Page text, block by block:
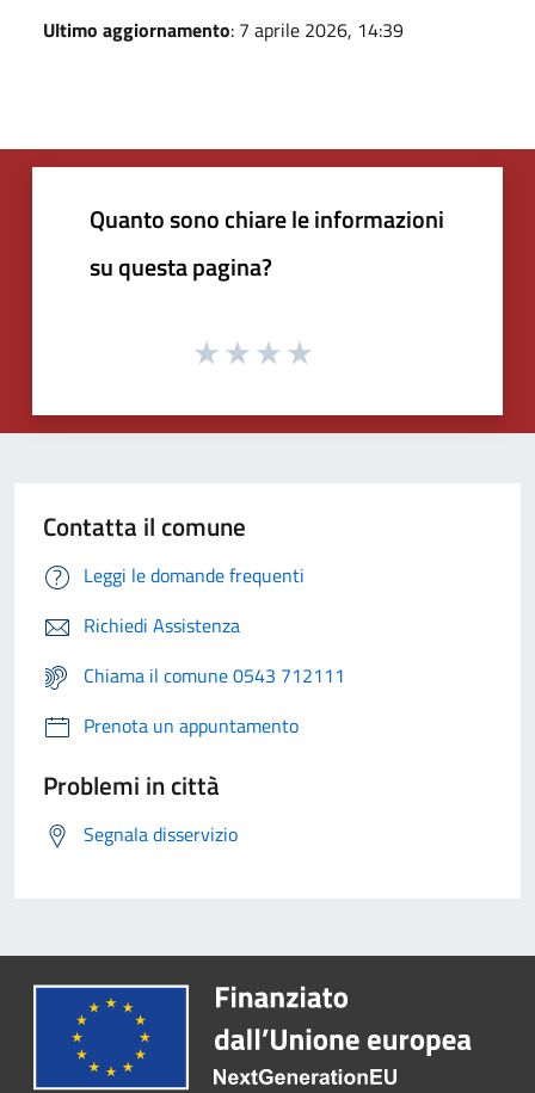
Ultimo aggiornamento: 7 aprile 2026, 14:39
Quanto sono chiare le informazioni
su questa pagina?
Contatta il comune
Leggi le domande frequenti
Richiedi Assistenza
Chiama il comune 0543 712111
Prenota un appuntamento
Problemi in città
Segnala disservizio